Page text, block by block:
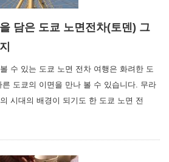
담은 도쿄 노면전차(토덴) 그
수 있는 도쿄 노면 전차 여행은 화려한 도
도쿄의 이면을 만나 볼 수 있습니다. 무라
시대의 배경이 되기도 한 도쿄 노면 전